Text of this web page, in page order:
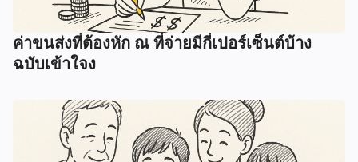
ค่าขนส่งที่ต้องหัก ณ ที่จ่ายมีกี่เปอร์เซ็นต์บ้าง
ฉบับเข้าใจง